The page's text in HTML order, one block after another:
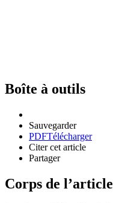
Boîte à outils
Sauvegarder
PDFTélécharger
Citer cet article
Partager
Corps de l’article